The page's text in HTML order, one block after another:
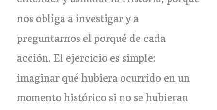
nos obliga a investigar y a
preguntarnos el porqué de cada
acción. El ejercicio es simple:
imaginar qué hubiera ocurrido en un
momento histórico si no se hubieran